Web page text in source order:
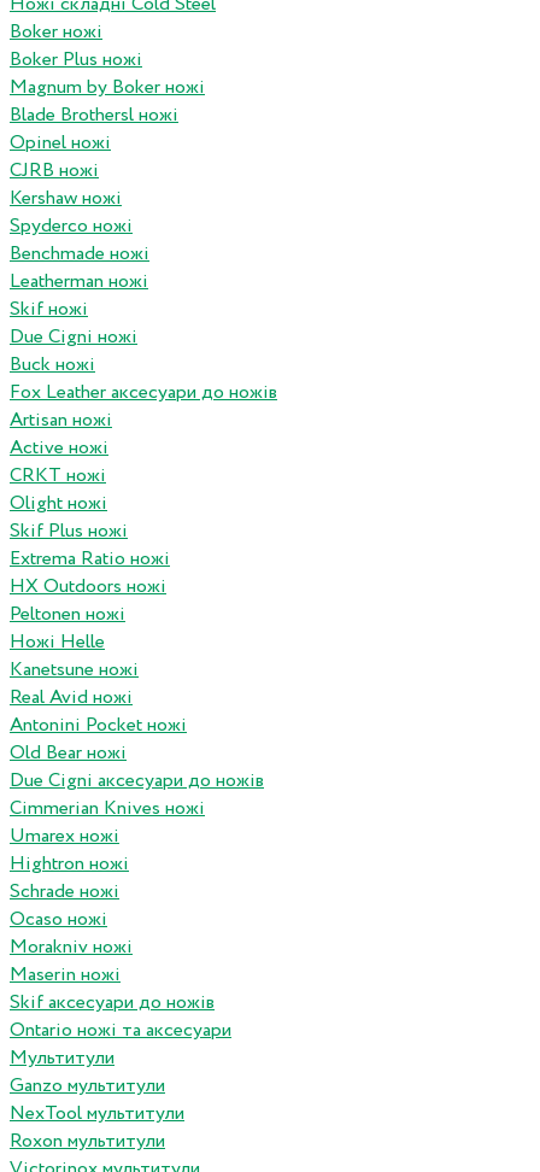
Boker ножі
Boker Plus ножі
Magnum by Boker ножі
Blade Brothersl ножі
Opinel ножі
CJRB ножі
Kershaw ножі
Spyderco ножі
Benchmade ножі
Leatherman ножі
Skif ножі
Due Cigni ножі
Buck ножі
Fox Leather аксесуари до ножів
Artisan ножі
Active ножі
CRKT ножі
Olight ножі
Skif Plus ножі
Extrema Ratio ножі
HX Outdoors ножі
Peltonen ножі
Ножі Helle
Kanetsune ножі
Real Avid ножі
Antonini Pocket ножі
Old Bear ножі
Due Cigni аксесуари до ножів
Cimmerian Knives ножі
Umarex ножі
Hightron ножі
Schrade ножі
Ocaso ножі
Morakniv ножі
Maserin ножі
Skif аксесуари до ножів
Ontario ножі та аксесуари
Мультитули
Ganzo мультитули
NexTool мультитули
Roxon мультитули